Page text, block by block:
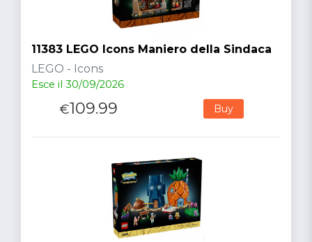
11383 LEGO Icons Maniero della Sindaca
LEGO - Icons
Esce il 30/09/2026
€109.99 Buy